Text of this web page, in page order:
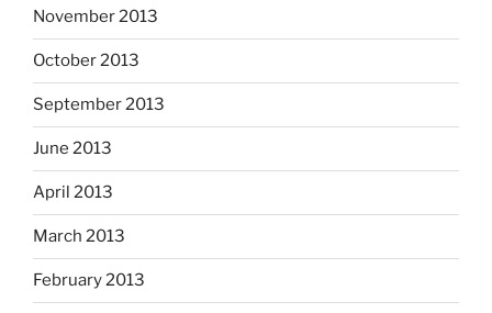
November 2013
October 2013
September 2013
June 2013
April 2013
March 2013
February 2013